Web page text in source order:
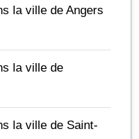
la ville de Angers
la ville de
la ville de Saint-